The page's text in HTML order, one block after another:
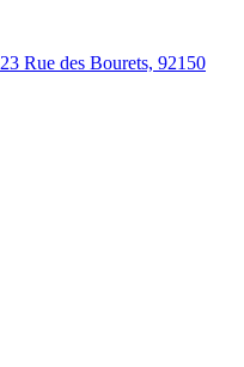
23 Rue des Bourets, 92150